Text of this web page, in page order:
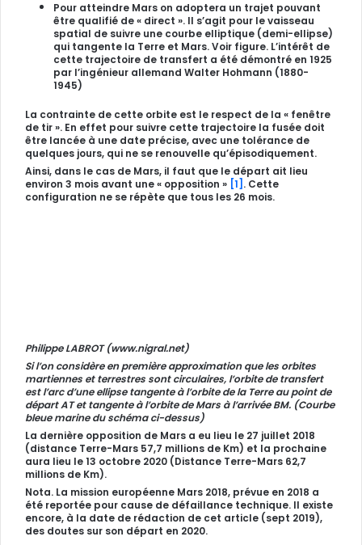
Pour atteindre Mars on adoptera un trajet pouvant
être qualifié de « direct ». Il s’agit pour le vaisseau
spatial de suivre une courbe elliptique (demi-ellipse)
qui tangente la Terre et Mars. Voir figure. L’intérêt de
cette trajectoire de transfert a été démontré en 1925
par l’ingénieur allemand Walter Hohmann (1880-
1945)
La contrainte de cette orbite est le respect de la « fenêtre
de tir ». En effet pour suivre cette trajectoire la fusée doit
être lancée à une date précise, avec une tolérance de
quelques jours, qui ne se renouvelle qu’épisodiquement.
Ainsi, dans le cas de Mars, il faut que le départ ait lieu
environ 3 mois avant une « opposition » [1] . Cette
configuration ne se répète que tous les 26 mois.
Philippe LABROT (www.nigral.net)
Si l’on considère en première approximation que les orbites
martiennes et terrestres sont circulaires, l’orbite de transfert
est l’arc d’une ellipse tangente à l’orbite de la Terre au point de
départ AT et tangente à l’orbite de Mars à l’arrivée BM. (Courbe
bleue marine du schéma ci-dessus)
La dernière opposition de Mars a eu lieu le 27 juillet 2018
(distance Terre-Mars 57,7 millions de Km) et la prochaine
aura lieu le 13 octobre 2020 (Distance Terre-Mars 62,7
millions de Km).
Nota. La mission européenne Mars 2018, prévue en 2018 a
été reportée pour cause de défaillance technique. Il existe
encore, à la date de rédaction de cet article (sept 2019),
des doutes sur son départ en 2020.